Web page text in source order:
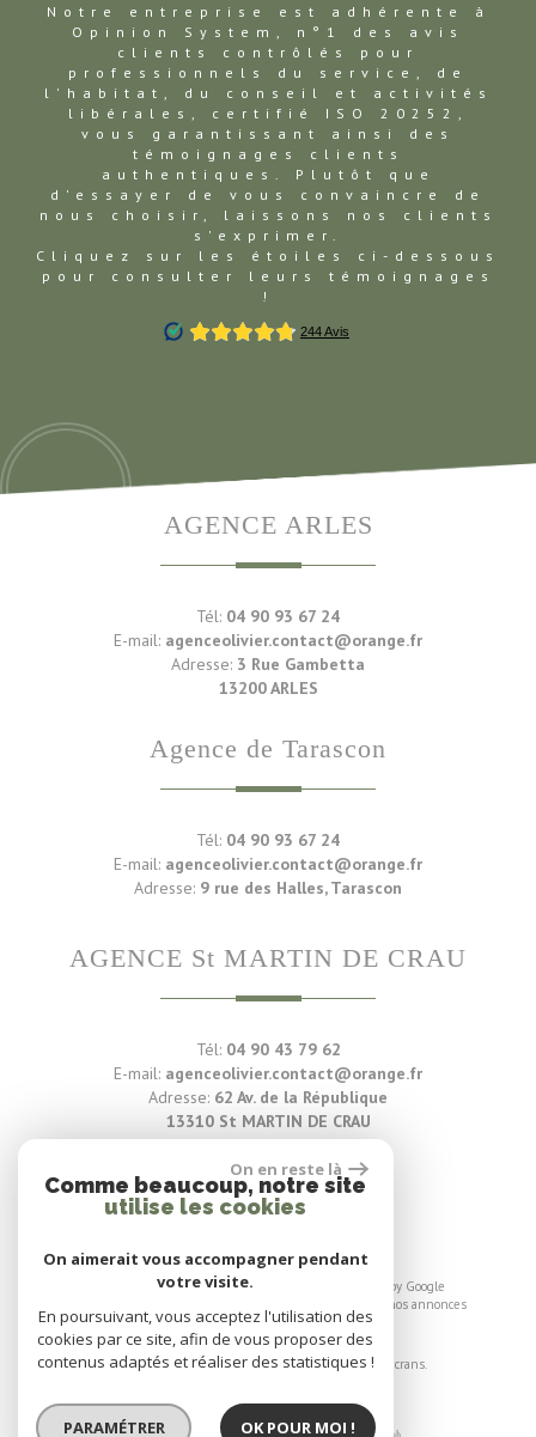
Notre entreprise est adhérente à
Opinion System, n°1 des avis
clients contrôlés pour
professionnels du service, de
l'habitat, du conseil et activités
libérales, certifié ISO 20252,
vous garantissant ainsi des
témoignages clients
authentiques. Plutôt que
d'essayer de vous convaincre de
nous choisir, laissons nos clients
s'exprimer.
Cliquez sur les étoiles ci-dessous
pour consulter leurs témoignages
!
AGENCE ARLES
Tél: 04 90 93 67 24
E-mail: agenceolivier.contact@orange.fr
Adresse: 3 Rue Gambetta
13200 ARLES
Agence de Tarascon
Tél: 04 90 93 67 24
E-mail: agenceolivier.contact@orange.fr
Adresse: 9 rue des Halles, Tarascon
AGENCE St MARTIN DE CRAU
Tél: 04 90 43 79 62
E-mail: agenceolivier.contact@orange.fr
Adresse: 62 Av. de la République
13310 St MARTIN DE CRAU
Voir nos avis clients
89 avis
© 2026 | Tous droits réservés | Traduction powered by Google
Toutes nos annonces
Site internet compatible multi-supports,
un seul site adaptable à tous les types d'écrans.
On en reste là
Comme beaucoup, notre site
utilise les cookies
On aimerait vous accompagner pendant
votre visite.
En poursuivant, vous acceptez l'utilisation des
cookies par ce site, afin de vous proposer des
contenus adaptés et réaliser des statistiques !
PARAMÉTRER OK POUR MOI !